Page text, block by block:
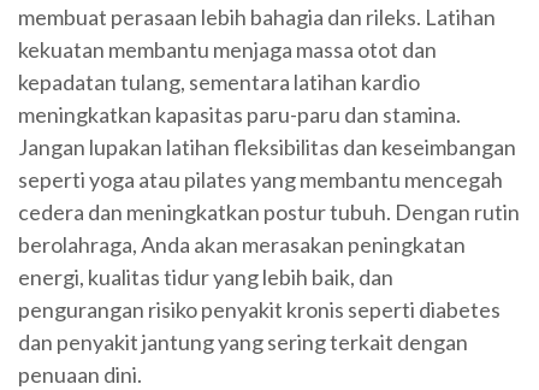
membuat perasaan lebih bahagia dan rileks. Latihan
kekuatan membantu menjaga massa otot dan
kepadatan tulang, sementara latihan kardio
meningkatkan kapasitas paru-paru dan stamina.
Jangan lupakan latihan fleksibilitas dan keseimbangan
seperti yoga atau pilates yang membantu mencegah
cedera dan meningkatkan postur tubuh. Dengan rutin
berolahraga, Anda akan merasakan peningkatan
energi, kualitas tidur yang lebih baik, dan
pengurangan risiko penyakit kronis seperti diabetes
dan penyakit jantung yang sering terkait dengan
penuaan dini.